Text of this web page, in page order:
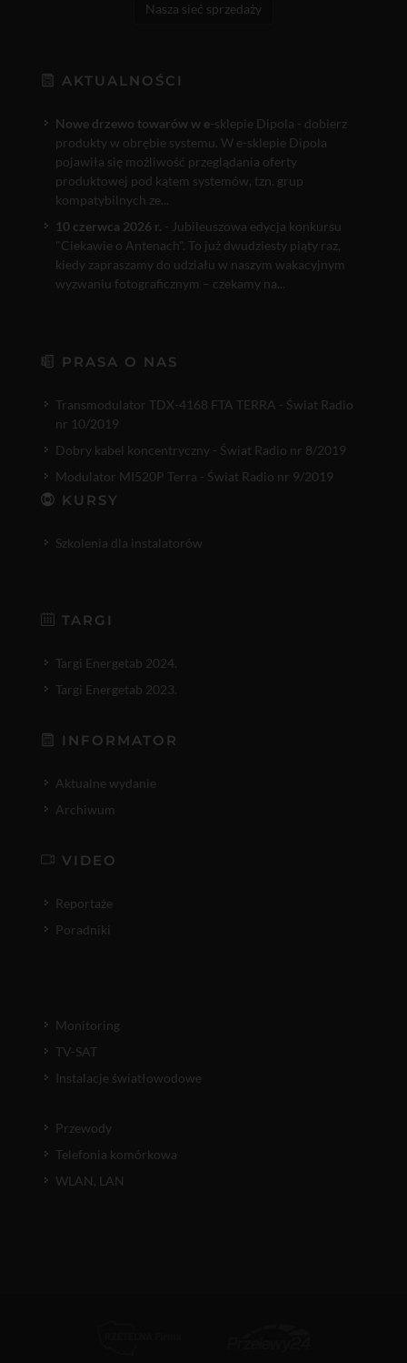
Nasza sieć sprzedaży
AKTUALNOŚCI
Nowe drzewo towarów w e-sklepie Dipola - dobierz
produkty w obrębie systemu. W e-sklepie Dipola
pojawiła się możliwość przeglądania oferty
produktowej pod kątem systemów, tzn. grup
kompatybilnych ze...
10 czerwca 2026 r. - Jubileuszowa edycja konkursu
"Ciekawie o Antenach". To już dwudziesty piąty raz,
kiedy zapraszamy do udziału w naszym wakacyjnym
wyzwaniu fotograficznym – czekamy na...
PRASA O NAS
Transmodulator TDX-4168 FTA TERRA - Świat Radio
nr 10/2019
Dobry kabel koncentryczny - Świat Radio nr 8/2019
Modulator MI520P Terra - Świat Radio nr 9/2019
KURSY
Szkolenia dla instalatorów
TARGI
Targi Energetab 2024.
Targi Energetab 2023.
INFORMATOR
Aktualne wydanie
Archiwum
VIDEO
Reportaże
Poradniki
Monitoring
TV-SAT
Instalacje światłowodowe
Przewody
Telefonia komórkowa
WLAN, LAN